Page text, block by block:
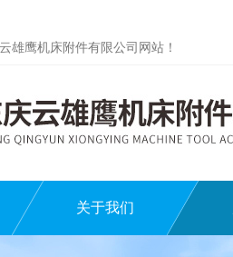
雄鹰机床附件有限公司网站！
关于我们